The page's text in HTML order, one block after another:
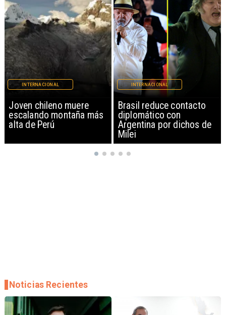
Brasil reduce contacto
diplomático con
Argentina por dichos de
INTERNACIONAL
China restringe
exportación de drones a
EEUU y sanciona
empresas
INTERNACIONAL
Noticias Recientes